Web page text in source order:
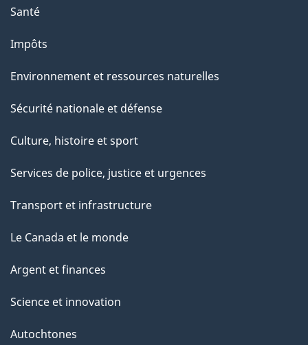
Santé
Impôts
Environnement et ressources naturelles
Sécurité nationale et défense
Culture, histoire et sport
Services de police, justice et urgences
Transport et infrastructure
Le Canada et le monde
Argent et finances
Science et innovation
Autochtones